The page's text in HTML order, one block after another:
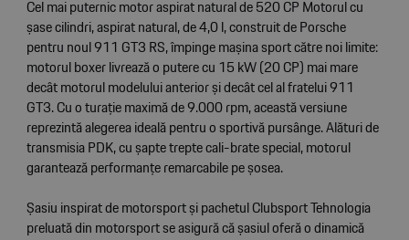
Cel mai puternic motor aspirat natural de 520 CP Motorul cu
șase cilindri, aspirat natural, de 4,0 l, construit de Porsche
pentru noul 911 GT3 RS, împinge mașina sport către noi limite:
motorul boxer livrează o putere cu 15 kW (20 CP) mai mare
decât motorul modelului anterior și decât cel al fratelui 911
GT3. Cu o turație maximă de 9.000 rpm, această versiune
reprezintă alegerea ideală pentru o sportivă pursânge. Alături de
transmisia PDK, cu șapte trepte cali-brate special, motorul
garantează performanțe remarcabile pe șosea.
Șasiu inspirat de motorsport și pachetul Clubsport Tehnologia
preluată din motorsport se asigură că șasiul oferă o dinamică